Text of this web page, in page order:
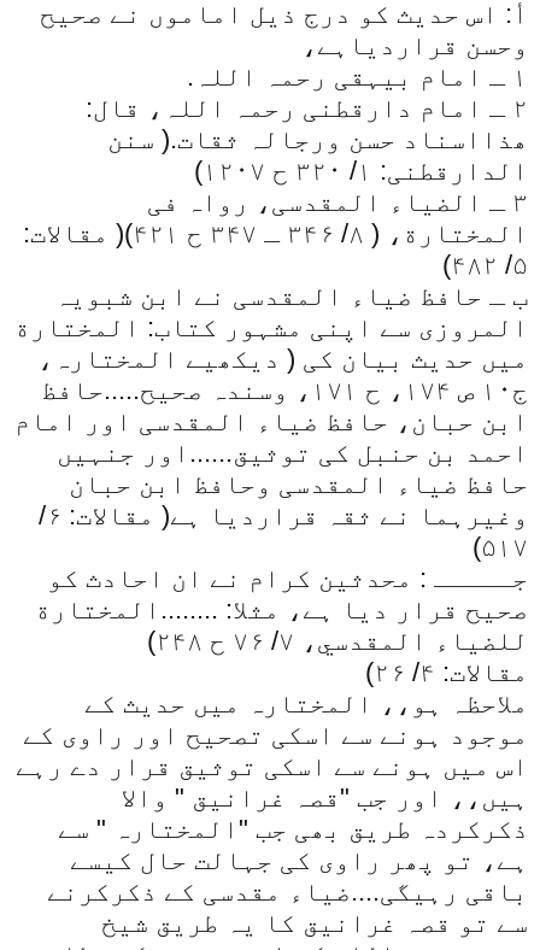
أ: اس حدیث کو درج ذیل اماموں نے صحیح
وحسن قراردیاہے،
۱ ـ امام بیہقی رحمہ اللہ.
۲ ـ امام دارقطنی رحمہ اللہ، قال:
ھذااسناد حسن ورجالہ ثقات.( سنن
الدارقطنی: ۱/ ۳۲۰ ح ۱۲۰۷)
۳ ـ الضیاء المقدسی، رواہ فی
المختارة، ( ۸/ ۳۴۶ ـ ۳۴۷ ح ۴۲۱)( مقالات:
۵/ ۴۸۲)
ب ـ حافظ ضیاء المقدسی نے ابن شبویہ
المروزی سے اپنی مشہور کتاب: المختارة
میں حدیث بیان کی ( دیکھیے المختارہ،
ج۱۰ ص ۱۷۴، ح ۱۷۱، وسندہ صحیح.....حافظ
ابن حبان، حافظ ضیاء المقدسی اور امام
احمد بن حنبل کی توثیق......اور جنہیں
حافظ ضیاء المقدسی وحافظ ابن حبان
وغیرہما نے ثقہ قراردیا ہے( مقالات: ۶/
۵۱۷)
جـــــ : محدثین کرام نے ان احادث کو
صحیح قرار دیا ہے، مثلا: ........المختارة
للضياء المقدسي، ۷/ ۷۶ ح ۲۴۸)
مقالات: ۴/ ۲۶)
ملاحظہ ہو،، المختارہ میں حدیث کے
موجود ہونے سے اسکی تصحیح اور راوی کے
اس میں ہونے سے اسکی توثیق قرار دے رہے
ہیں،، اور جب "قصہ غرانیق " والا
ذکرکردہ طریق بھی جب "المختارہ " سے
ہے، تو پھر راوی کی جہالت حال کیسے
باقی رہیگی....ضیاء مقدسی کے ذکرکرنے
سے تو قصہ غرانیق کا یہ طریق شیخ